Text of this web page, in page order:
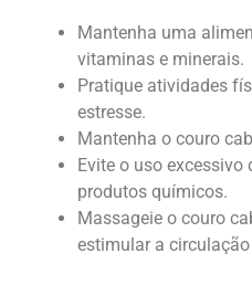
Mantenha uma
vitaminas e minerais.
Pratique atividades
estresse.
Mantenha o couro
Evite o uso excessivo
produtos químicos.
Massageie o couro
estimular a